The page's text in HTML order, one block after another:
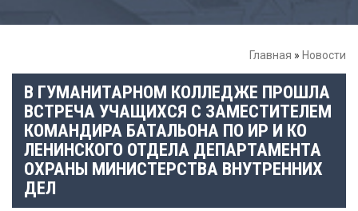
Главная » Новости
В ГУМАНИТАРНОМ КОЛЛЕДЖЕ ПРОШЛА
ВСТРЕЧА УЧАЩИХСЯ С ЗАМЕСТИТЕЛЕМ
КОМАНДИРА БАТАЛЬОНА ПО ИР И КО
ЛЕНИНСКОГО ОТДЕЛА ДЕПАРТАМЕНТА
ОХРАНЫ МИНИСТЕРСТВА ВНУТРЕННИХ
ДЕЛ